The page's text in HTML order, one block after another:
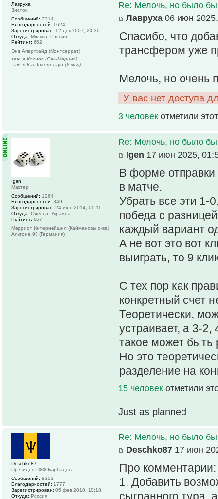
Re: Мелочь, но было бы
Лавруха 06 июн
Спасибо, что
трансфером уже
Мелочь, но очень
У вас нет доступа
3 человек отметили
Лавруха
Знаток
Сообщений: 2314
Благодарностей: 1624
Зарегистрирован: 12 дек 2007, 23:30
Откуда: Москва, Россия
Рейтинг: 662
Энд Апартхайд (Монтсеррат)
зам. в Космос (Сан-Марино)
зам. в Калдикот Таун (Уэльс)
Re: Мелочь, но было бы
Igen 17 июн 2025,
В форме отправки
в матче.
Убрать все эти 1-
победа с
каждый вариант
А не вот это вот
выиграть, то 9
С тех пор как
конкретный счет
Теоретически,
устраивает, а 3-
такое может быть
Но это
разделение на
15 человек отметили
Just as planned
Igen
Мастер
Сообщений: 1264
Благодарностей: 349
Зарегистрирован: 24 июн 2014, 01:11
Откуда: Одесса, Украина
Рейтинг: 657
Мерриот Интернейшнл (Каймановы о-ва)
Альтона 93 (Германия)
Re: Мелочь, но было бы
Deschko87 17 июн
Про комментарии:
1. Добавить
сыгранного тура,
Deschko87
Президент ФФ Барбадоса
Сообщений: 8353
Благодарностей: 1777
Зарегистрирован: 05 фев 2010, 10:18
Откуда: Россия